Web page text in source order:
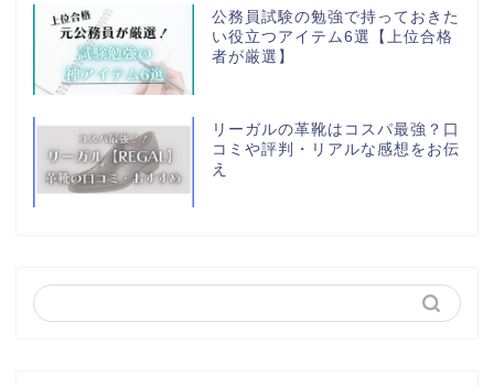
公務員試験の勉強で持っておきた
い役立つアイテム6選【上位合格
者が厳選】
リーガルの革靴はコスパ最強？口
コミや評判・リアルな感想をお伝
え